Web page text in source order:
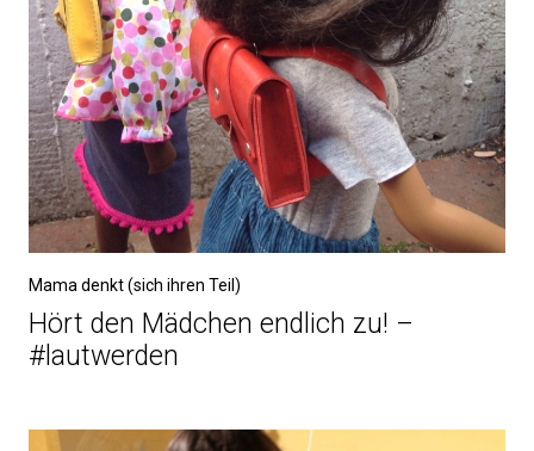
Mama denkt (sich ihren Teil)
Hört den Mädchen endlich zu! –
#lautwerden